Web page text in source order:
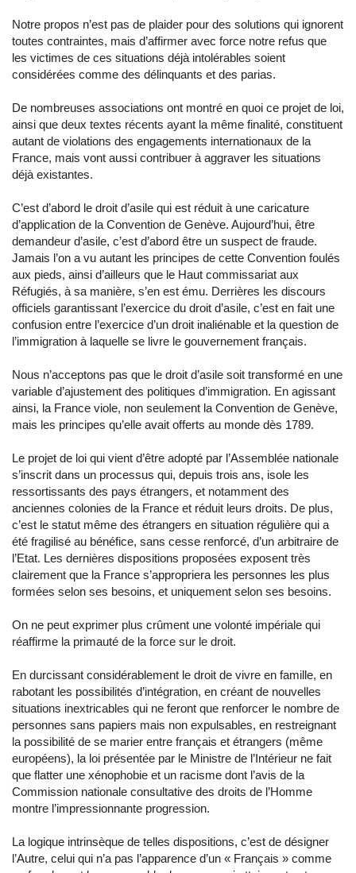
Notre propos n’est pas de plaider pour des solutions qui ignorent
toutes contraintes, mais d’affirmer avec force notre refus que
les victimes de ces situations déjà intolérables soient
considérées comme des délinquants et des parias.
De nombreuses associations ont montré en quoi ce projet de loi,
ainsi que deux textes récents ayant la même finalité, constituent
autant de violations des engagements internationaux de la
France, mais vont aussi contribuer à aggraver les situations
déjà existantes.
C’est d’abord le droit d’asile qui est réduit à une caricature
d’application de la Convention de Genève. Aujourd’hui, être
demandeur d’asile, c’est d’abord être un suspect de fraude.
Jamais l’on a vu autant les principes de cette Convention foulés
aux pieds, ainsi d’ailleurs que le Haut commissariat aux
Réfugiés, à sa manière, s’en est ému. Derrières les discours
officiels garantissant l’exercice du droit d’asile, c’est en fait une
confusion entre l’exercice d’un droit inaliénable et la question de
l’immigration à laquelle se livre le gouvernement français.
Nous n’acceptons pas que le droit d’asile soit transformé en une
variable d’ajustement des politiques d’immigration. En agissant
ainsi, la France viole, non seulement la Convention de Genève,
mais les principes qu’elle avait offerts au monde dès 1789.
Le projet de loi qui vient d’être adopté par l’Assemblée nationale
s’inscrit dans un processus qui, depuis trois ans, isole les
ressortissants des pays étrangers, et notamment des
anciennes colonies de la France et réduit leurs droits. De plus,
c’est le statut même des étrangers en situation régulière qui a
été fragilisé au bénéfice, sans cesse renforcé, d’un arbitraire de
l’Etat. Les dernières dispositions proposées exposent très
clairement que la France s’appropriera les personnes les plus
formées selon ses besoins, et uniquement selon ses besoins.
On ne peut exprimer plus crûment une volonté impériale qui
réaffirme la primauté de la force sur le droit.
En durcissant considérablement le droit de vivre en famille, en
rabotant les possibilités d’intégration, en créant de nouvelles
situations inextricables qui ne feront que renforcer le nombre de
personnes sans papiers mais non expulsables, en restreignant
la possibilité de se marier entre français et étrangers (même
européens), la loi présentée par le Ministre de l’Intérieur ne fait
que flatter une xénophobie et un racisme dont l’avis de la
Commission nationale consultative des droits de l’Homme
montre l’impressionnante progression.
La logique intrinsèque de telles dispositions, c’est de désigner
l’Autre, celui qui n’a pas l’apparence d’un « Français » comme